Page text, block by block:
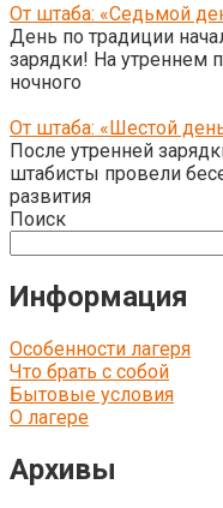
От штаба: «Седьмой
День по традиции
зарядки! На утреннем
ночного
От штаба: «Шестой
После утренней
штабисты провели
развития
Поиск
Информация
Особенности лагеря
Что брать с собой
Бытовые условия
О лагере
Архивы